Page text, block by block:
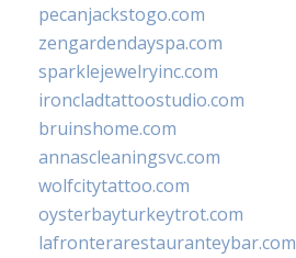
pecanjackstogo.com
zengardendayspa.com
sparklejewelryinc.com
ironcladtattoostudio.com
bruinshome.com
annascleaningsvc.com
wolfcitytattoo.com
oysterbayturkeytrot.com
lafronterarestauranteybar.com